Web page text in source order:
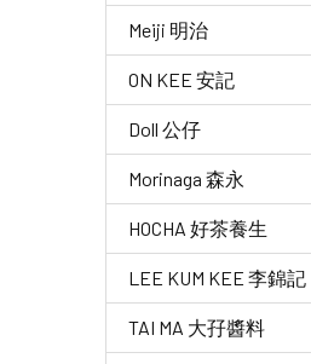
Meiji 明治
ON KEE 安記
Doll 公仔
Morinaga 森永
HOCHA 好茶養生
LEE KUM KEE 李錦記
TAI MA 大孖醬料